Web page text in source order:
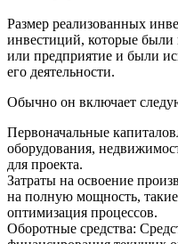
Размер реализованных
инвестиций, которые
или предприятие и были
его деятельности.
Обычно он включает
Первоначальные
оборудования,
для проекта.
Затраты на освоение
на полную мощность,
оптимизация процессов.
Оборотные средства: